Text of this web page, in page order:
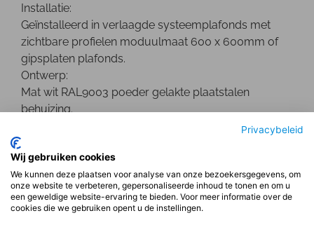
Privacybeleid
Wij gebruiken cookies
We kunnen deze plaatsen voor analyse van onze bezoekersgegevens, om
onze website te verbeteren, gepersonaliseerde inhoud te tonen en om u
een geweldige website-ervaring te bieden. Voor meer informatie over de
cookies die we gebruiken opent u de instellingen.
Installatie:
Geïnstalleerd in verlaagde systeemplafonds met
zichtbare profielen moduulmaat 600 x 600mm of
gipsplaten plafonds.
Ontwerp:
Mat wit RAL9003 poeder gelakte plaatstalen
behuizing.
schaduwvrije verlichting uit het armatuur
LED type: SMD.